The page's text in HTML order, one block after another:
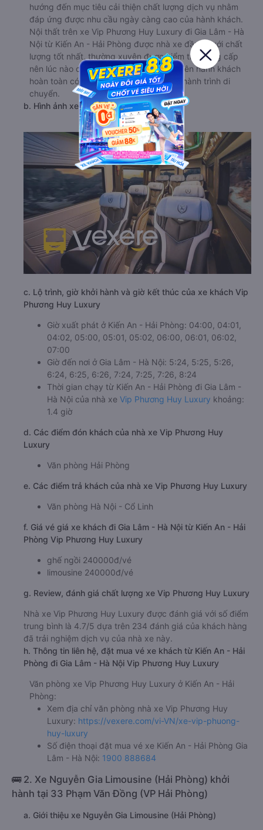
hướng đến mục tiêu cải thiện chất lượng dịch vụ nhằm
đáp ứng được nhu cầu ngày càng cao của hành khách.
Nội thất trên xe Vip Phương Huy Luxury đi Gia Lâm - Hà
Nội từ Kiến An - Hải Phòng được nhà xe đầu tư với chất
lượng tốt nhất, thường xuyên được kiểm tra, nâng cấp
nên lúc nào cũng trông như mới. Vì thế nên hành khách
hoàn toàn có thể yên tâm sử dụng suốt hành trình di
chuyển.
b. Hình ảnh xe Vip Phương Huy Luxury
c. Lộ trình, giờ khởi hành và giờ kết thúc của xe khách Vip
Phương Huy Luxury
Giờ xuất phát ở Kiến An - Hải Phòng: 04:00, 04:01,
04:02, 05:00, 05:01, 05:02, 06:00, 06:01, 06:02,
07:00
Giờ đến nơi ở Gia Lâm - Hà Nội: 5:24, 5:25, 5:26,
6:24, 6:25, 6:26, 7:24, 7:25, 7:26, 8:24
Thời gian chạy từ Kiến An - Hải Phòng đi Gia Lâm -
Hà Nội của nhà xe Vip Phương Huy Luxury khoảng:
1.4 giờ
d. Các điểm đón khách của nhà xe Vip Phương Huy
Luxury
Văn phòng Hải Phòng
e. Các điểm trả khách của nhà xe Vip Phương Huy Luxury
Văn phòng Hà Nội - Cổ Linh
f. Giá vé giá xe khách đi Gia Lâm - Hà Nội từ Kiến An - Hải
Phòng Vip Phương Huy Luxury
ghế ngồi 240000đ/vé
limousine 240000đ/vé
g. Review, đánh giá chất lượng xe Vip Phương Huy Luxury
Nhà xe Vip Phương Huy Luxury được đánh giá với số điểm
trung bình là 4.7/5 dựa trên 234 đánh giá của khách hàng
đã trải nghiệm dịch vụ của nhà xe này.
h. Thông tin liên hệ, đặt mua vé xe khách từ Kiến An - Hải
Phòng đi Gia Lâm - Hà Nội Vip Phương Huy Luxury
Văn phòng xe Vip Phương Huy Luxury ở Kiến An - Hải
Phòng:
Xem địa chỉ văn phòng nhà xe Vip Phương Huy
Luxury: https://vexere.com/vi-VN/xe-vip-phuong-
huy-luxury
Số điện thoại đặt mua vé xe Kiến An - Hải Phòng Gia
Lâm - Hà Nội: 1900 888684
🚌 2. Xe Nguyễn Gia Limousine (Hải Phòng) khởi
hành tại 33 Phạm Văn Đồng (VP Hải Phòng)
a. Giới thiệu xe Nguyễn Gia Limousine (Hải Phòng)